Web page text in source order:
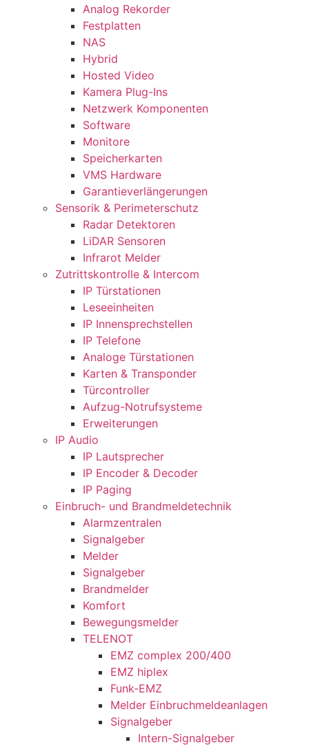
Analog Rekorder
Festplatten
NAS
Hybrid
Hosted Video
Kamera Plug-Ins
Netzwerk Komponenten
Software
Monitore
Speicherkarten
VMS Hardware
Garantieverlängerungen
Sensorik & Perimeterschutz
Radar Detektoren
LiDAR Sensoren
Infrarot Melder
Zutrittskontrolle & Intercom
IP Türstationen
Leseeinheiten
IP Innensprechstellen
IP Telefone
Analoge Türstationen
Karten & Transponder
Türcontroller
Aufzug-Notrufsysteme
Erweiterungen
IP Audio
IP Lautsprecher
IP Encoder & Decoder
IP Paging
Einbruch- und Brandmeldetechnik
Alarmzentralen
Signalgeber
Melder
Signalgeber
Brandmelder
Komfort
Bewegungsmelder
TELENOT
EMZ complex 200/400
EMZ hiplex
Funk-EMZ
Melder Einbruchmeldeanlagen
Signalgeber
Intern-Signalgeber